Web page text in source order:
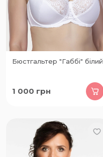
Бюстгальтер "Габбі" білий
1 000 грн